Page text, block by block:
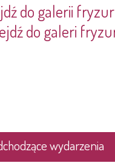
do galerii fryzur
wydarzenia